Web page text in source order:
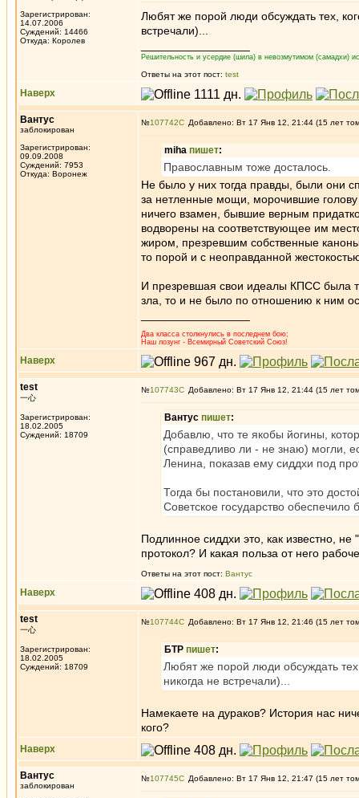
Зарегистрирован:
14.07.2006
Суждений: 14466
Откуда: Королев
Любят же порой люди обсуждать тех,
встречали)...
Решительность и усердие (шила) в невозмутимом (самадхи)
Ответы на этот пост: test
Наверх
Вантус
заблокирован
Зарегистрирован:
09.09.2008
Суждений: 7953
Откуда: Воронеж
№107742 Добавлено: Вт 17 Янв 12, 21:44 (15 лет
miha пишет:
Православным тоже досталось.
Не было у них тогда правды, были они
за нетленные мощи, морочившие
ничего взамен, бывшие верным
водворены на соответствующее им
жиром, презревшим собственные
то порой и с неоправданной
И презревшая свои идеалы КПСС была
зла, то и не было по отношению к ним
Два класса столкнулись в последнем бою;
Наш лозунг - Всемирный Советский Союз!
Наверх
test
一心
Зарегистрирован:
18.02.2005
Суждений: 18709
№107743 Добавлено: Вт 17 Янв 12, 21:44 (15 лет
Вантус пишет:
Добавлю, что те якобы йогины,
(справедливо ли - не знаю) могли,
Ленина, показав ему сиддхи под
Тогда бы постановили, что это
Советское государство
Подлинное сиддхи это, как известно, не
протокол? И какая польза от него
Ответы на этот пост: Вантус
Наверх
test
一心
Зарегистрирован:
18.02.2005
Суждений: 18709
№107744 Добавлено: Вт 17 Янв 12, 21:46 (15 лет
БТР пишет:
Любят же порой люди обсуждать
никогда не встречали)...
Намекаете на дураков? История нас
кого?
Наверх
Вантус
заблокирован
№107745 Добавлено: Вт 17 Янв 12, 21:47 (15 лет